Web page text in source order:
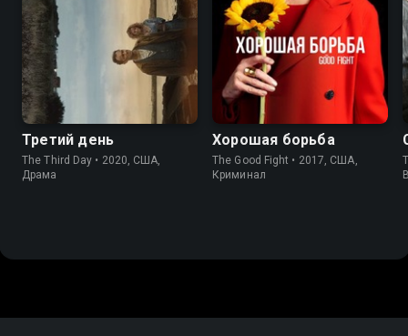
6.2
Третий день
The Third Day • 2020, США,
Драма
7.9 8.3
Хорошая борьба
The Good Fight • 2017, США,
Криминал